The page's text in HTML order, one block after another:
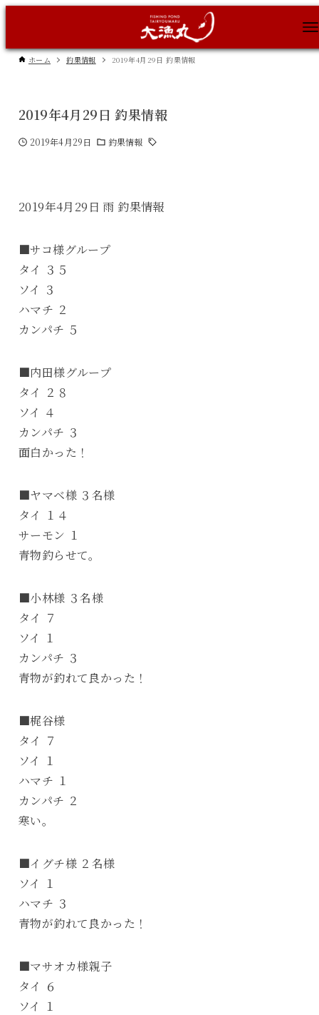
ホーム 釣果情報 2019年4月29日 釣果情報
2019年4月29日 釣果情報
2019年4月29日 釣果情報
2019年4月29日 雨 釣果情報
■サコ様グループ
タイ ３５
ソイ ３
ハマチ ２
カンパチ ５
■内田様グループ
タイ ２８
ソイ ４
カンパチ ３
面白かった！
■ヤマベ様 ３名様
タイ １４
サーモン １
青物釣らせて。
■小林様 ３名様
タイ ７
ソイ １
カンパチ ３
青物が釣れて良かった！
■梶谷様
タイ ７
ソイ １
ハマチ １
カンパチ ２
寒い。
■イグチ様 ２名様
ソイ １
ハマチ ３
青物が釣れて良かった！
■マサオカ様親子
タイ ６
ソイ １